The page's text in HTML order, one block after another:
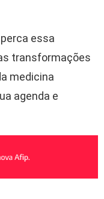
essa
transformações
medicina
agenda e